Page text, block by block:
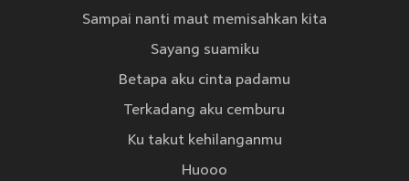
Sampai nanti maut memisahkan kita
Sayang suamiku
Betapa aku cinta padamu
Terkadang aku cemburu
Ku takut kehilanganmu
Huooo